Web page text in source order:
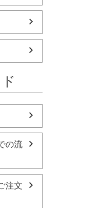
の流
注文